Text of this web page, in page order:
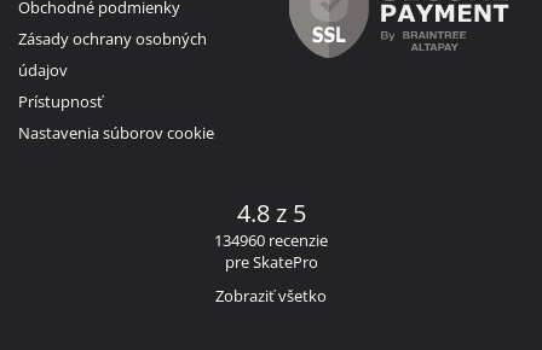
Obchodné podmienky
Zásady ochrany osobných
údajov
Prístupnosť
Nastavenia súborov cookie
4.8 z 5
134960 recenzie
pre SkatePro
Zobraziť všetko